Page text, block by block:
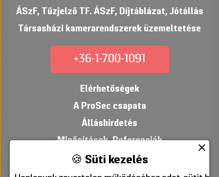
ÁSzF, Tűzjelző TF. ÁSzF, Díjtáblázat, Jótállás
Társasházi kamerarendszerek üzemeltetése
+36-1-700-1091
Elérhetőségek
A ProSec csapata
Álláshirdetés
Minősítések,Referenciák
🍪 Süti kezelés
close